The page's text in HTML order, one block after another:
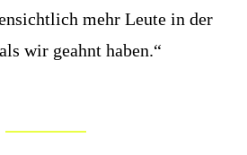
mehr Leute in der
wir geahnt haben.“